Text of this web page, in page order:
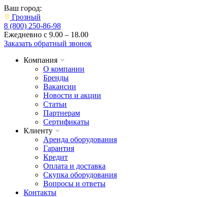
Ваш город:
Грозный
8 (800) 250-86-98
Ежедневно с 9.00 – 18.00
Заказать обратный звонок
Компания
О компании
Бренды
Вакансии
Новости и акции
Статьи
Партнерам
Сертификаты
Клиенту
Аренда оборудования
Гарантия
Кредит
Оплата и доставка
Скупка оборудования
Вопросы и ответы
Контакты